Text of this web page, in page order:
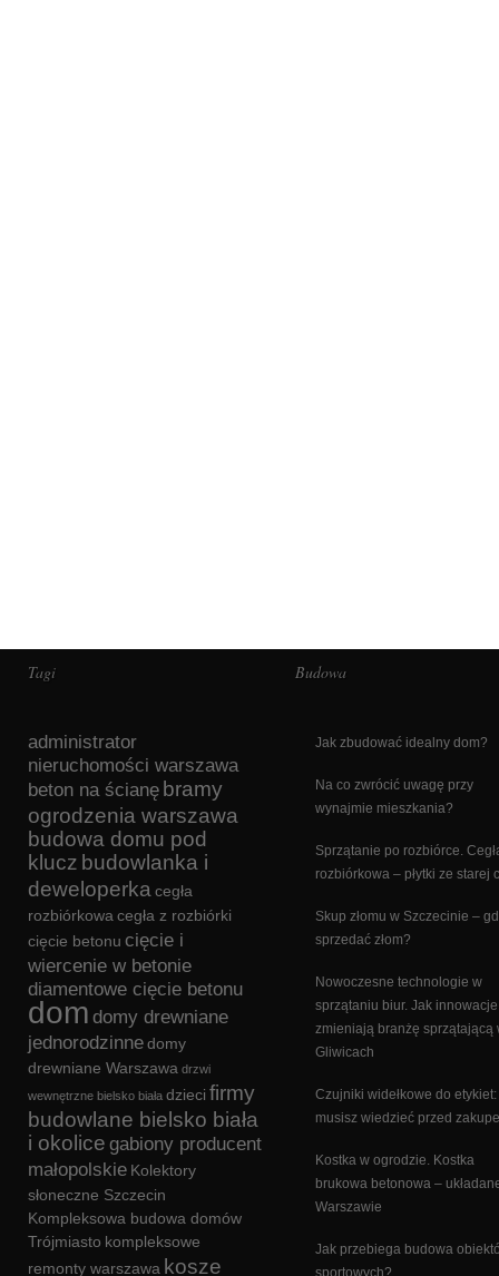
Tagi
administrator
nieruchomości warszawa
beton na ścianę bramy
ogrodzenia warszawa
budowa domu pod
klucz budowlanka i
deweloperka cegła
rozbiórkowa cegła z rozbiórki
cięcie betonu cięcie i
wiercenie w betonie
diamentowe cięcie betonu
dom domy drewniane
jednorodzinnedomy
drewniane Warszawa drzwi
wewnętrzne bielsko biała dzieci firmy
budowlane bielsko biała
i okolice gabiony producent
małopolskie Kolektory
słoneczne Szczecin
Kompleksowa budowa domów
Trójmiasto kompleksowe
remonty warszawa kosze
Budowa
Jak zbudować idealny dom?
Na co zwrócić uwagę przy
wynajmie mieszkania?
Sprzątanie po rozbiórce.
rozbiórkowa – płytki ze starej
Skup złomu w Szczecinie –
sprzedać złom?
Nowoczesne technologie w
sprzątaniu biur. Jak innowacje
zmieniają branżę sprzątającą
Gliwicach
Czujniki widełkowe do
musisz wiedzieć przed
Kostka w ogrodzie. Kostka
brukowa betonowa –
Warszawie
Jak przebiega budowa
sportowych?